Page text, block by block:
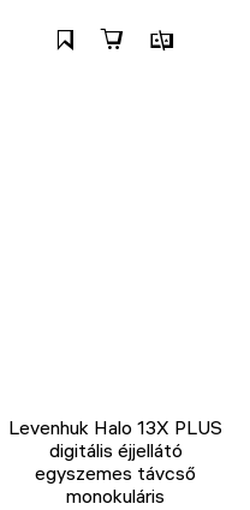
Levenhuk Halo 13X PLUS
digitális éjjellátó
egyszemes távcső
monokuláris